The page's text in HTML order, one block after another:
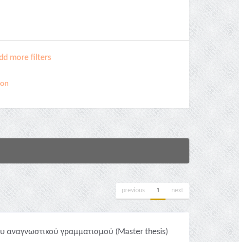
more filters
previous 1 next
αναγνωστικού γραμματισμού (Master thesis)